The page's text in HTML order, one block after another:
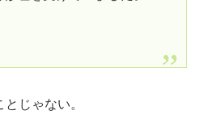
じゃない。